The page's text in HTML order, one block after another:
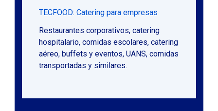
TECFOOD: Catering para empresas
Restaurantes corporativos, catering
hospitalario, comidas escolares, catering
aéreo, buffets y eventos, UANS, comidas
transportadas y similares.